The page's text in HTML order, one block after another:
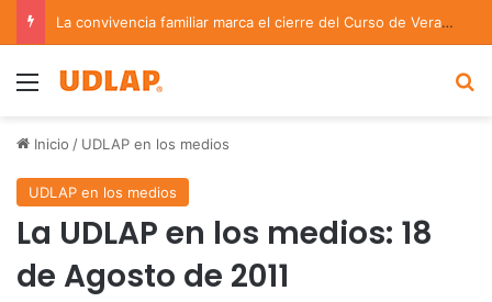
La convivencia familiar marca el cierre del Curso de Verano de Escuelas Aztecas
Menu
Inicio / UDLAP en los medios
UDLAP en los medios
La UDLAP en los medios: 18
de Agosto de 2011